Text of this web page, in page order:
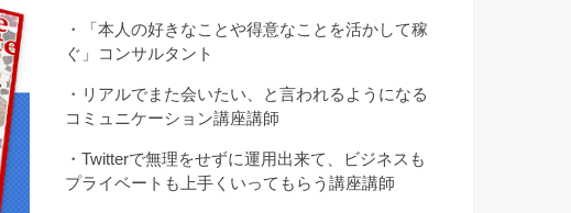
・「本人の好きなことや得意なことを活かして稼
ぐ」コンサルタント
・リアルでまた会いたい、と言われるようになる
コミュニケーション講座講師
・Twitterで無理をせずに運用出来て、ビジネスも
プライベートも上手くいってもらう講座講師